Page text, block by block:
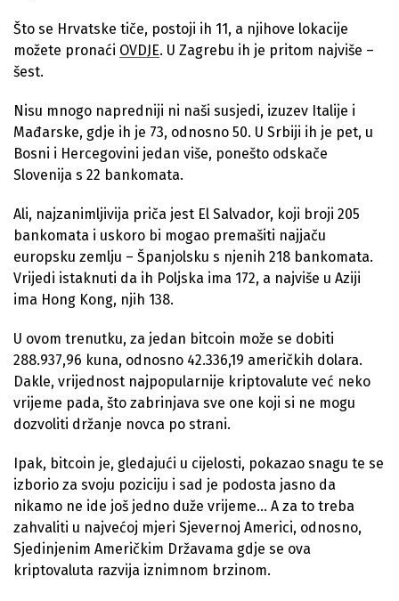
Što se Hrvatske tiče, postoji ih 11, a njihove lokacije
možete pronaći OVDJE. U Zagrebu ih je pritom najviše –
šest.
Nisu mnogo napredniji ni naši susjedi, izuzev Italije i
Mađarske, gdje ih je 73, odnosno 50. U Srbiji ih je pet, u
Bosni i Hercegovini jedan više, ponešto odskače
Slovenija s 22 bankomata.
Ali, najzanimljivija priča jest El Salvador, koji broji 205
bankomata i uskoro bi mogao premašiti najjaču
europsku zemlju – Španjolsku s njenih 218 bankomata.
Vrijedi istaknuti da ih Poljska ima 172, a najviše u Aziji
ima Hong Kong, njih 138.
U ovom trenutku, za jedan bitcoin može se dobiti
288.937,96 kuna, odnosno 42.336,19 američkih dolara.
Dakle, vrijednost najpopularnije kriptovalute već neko
vrijeme pada, što zabrinjava sve one koji si ne mogu
dozvoliti držanje novca po strani.
Ipak, bitcoin je, gledajući u cijelosti, pokazao snagu te se
izborio za svoju poziciju i sad je podosta jasno da
nikamo ne ide još jedno duže vrijeme… A za to treba
zahvaliti u najvećoj mjeri Sjevernoj Americi, odnosno,
Sjedinjenim Američkim Državama gdje se ova
kriptovaluta razvija iznimnom brzinom.